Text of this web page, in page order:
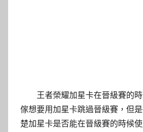
王者榮耀加星卡在晉級賽的
傢想要用加星卡跳過晉級賽，但
楚加星卡是否能在晉級賽的時候